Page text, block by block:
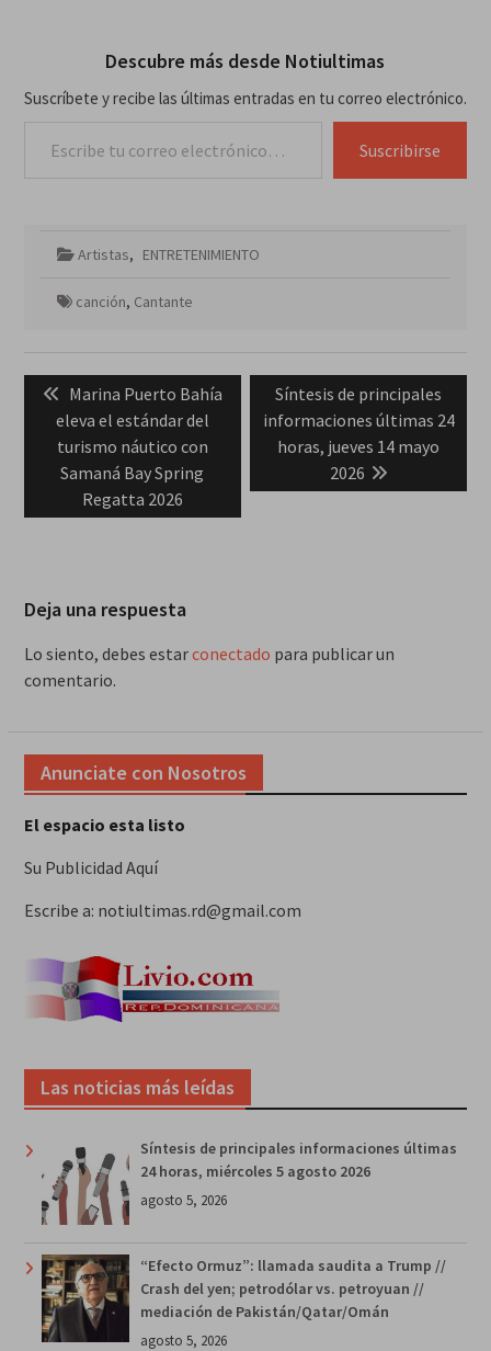
Descubre más desde Notiultimas
Suscríbete y recibe las últimas entradas en tu correo electrónico.
Suscribirse
Artistas, ENTRETENIMIENTO
canción, Cantante
de
entradas
Previous
post:
Marina Puerto Bahía
eleva el estándar del
turismo náutico con
Samaná Bay Spring
Regatta 2026
Next
post:
Síntesis de principales
informaciones últimas 24
horas, jueves 14 mayo
2026
Deja una respuesta
Lo siento, debes estarconectado para publicar un
comentario.
Anunciate con Nosotros
El espacio esta listo
Su Publicidad Aquí
Escribe a: notiultimas.rd@gmail.com
Las noticias más leídas
Síntesis de principales informaciones últimas
24 horas, miércoles 5 agosto 2026
agosto 5, 2026
“Efecto Ormuz”: llamada saudita a Trump //
Crash del yen; petrodólar vs. petroyuan //
mediación de Pakistán/Qatar/Omán
agosto 5, 2026